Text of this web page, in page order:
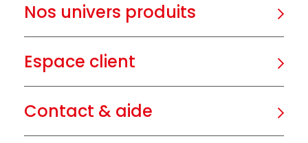
Nos univers produits
Espace client
Contact & aide